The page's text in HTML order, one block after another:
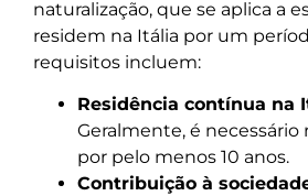
naturalização, que se aplica a
residem na Itália por um
requisitos incluem:
Residência contínua na
Geralmente, é necessário
por pelo menos 10 anos.
Contribuição à